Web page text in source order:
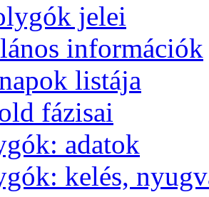
je­lei
in­for­má­ci­ók
lis­tá­ja
fá­zi­sai
ada­tok
ke­lés,